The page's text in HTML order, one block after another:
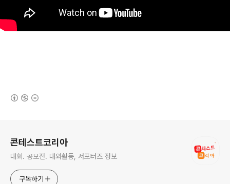
콘테스트코리아
대회. 공모전. 대외활동, 서포터즈 정보
구독하기